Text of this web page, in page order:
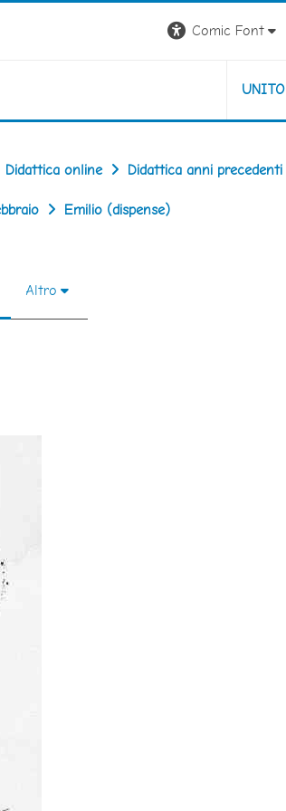
Comic Font
UNITO
Didattica online Didattica anni precedenti
Emilio (dispense)
Altro